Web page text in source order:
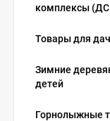
комплексы
Товары для
Зимние
детей
Горнолыжные